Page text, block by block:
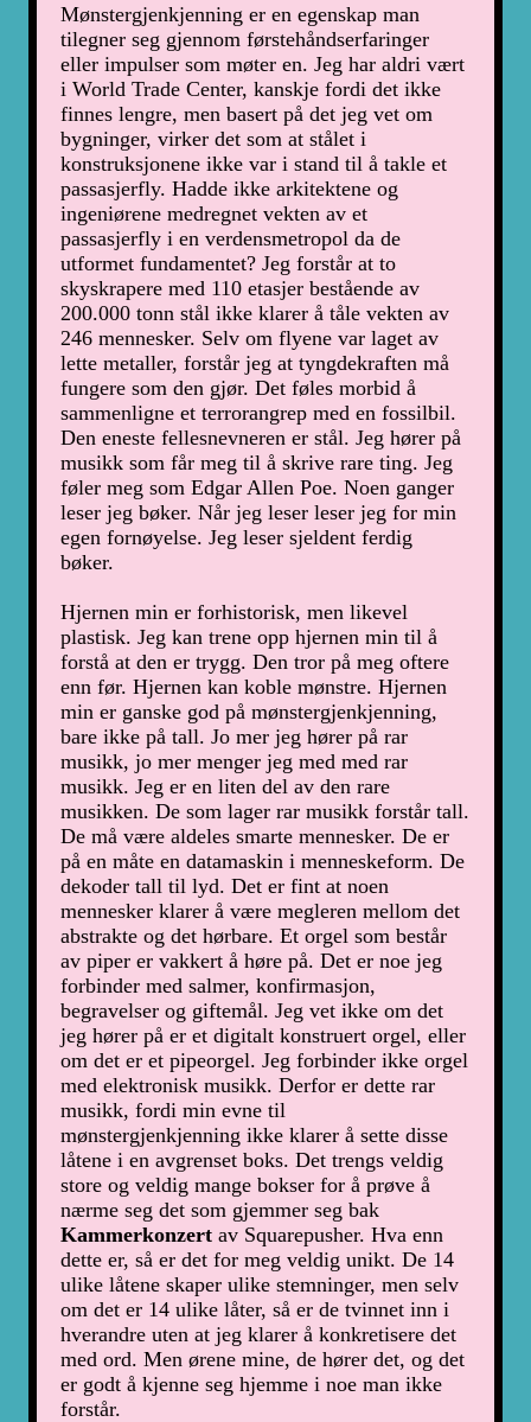
Mønstergjenkjenning er en egenskap man
tilegner seg gjennom førstehåndserfaringer
eller impulser som møter en. Jeg har aldri vært
i World Trade Center, kanskje fordi det ikke
finnes lengre, men basert på det jeg vet om
bygninger, virker det som at stålet i
konstruksjonene ikke var i stand til å takle et
passasjerfly. Hadde ikke arkitektene og
ingeniørene medregnet vekten av et
passasjerfly i en verdensmetropol da de
utformet fundamentet? Jeg forstår at to
skyskrapere med 110 etasjer bestående av
200.000 tonn stål ikke klarer å tåle vekten av
246 mennesker. Selv om flyene var laget av
lette metaller, forstår jeg at tyngdekraften må
fungere som den gjør. Det føles morbid å
sammenligne et terrorangrep med en fossilbil.
Den eneste fellesnevneren er stål. Jeg hører på
musikk som får meg til å skrive rare ting. Jeg
føler meg som Edgar Allen Poe. Noen ganger
leser jeg bøker. Når jeg leser leser jeg for min
egen fornøyelse. Jeg leser sjeldent ferdig
bøker.
Hjernen min er forhistorisk, men likevel
plastisk. Jeg kan trene opp hjernen min til å
forstå at den er trygg. Den tror på meg oftere
enn før. Hjernen kan koble mønstre. Hjernen
min er ganske god på mønstergjenkjenning,
bare ikke på tall. Jo mer jeg hører på rar
musikk, jo mer menger jeg med med rar
musikk. Jeg er en liten del av den rare
musikken. De som lager rar musikk forstår tall.
De må være aldeles smarte mennesker. De er
på en måte en datamaskin i menneskeform. De
dekoder tall til lyd. Det er fint at noen
mennesker klarer å være megleren mellom det
abstrakte og det hørbare. Et orgel som består
av piper er vakkert å høre på. Det er noe jeg
forbinder med salmer, konfirmasjon,
begravelser og giftemål. Jeg vet ikke om det
jeg hører på er et digitalt konstruert orgel, eller
om det er et pipeorgel. Jeg forbinder ikke orgel
med elektronisk musikk. Derfor er dette rar
musikk, fordi min evne til
mønstergjenkjenning ikke klarer å sette disse
låtene i en avgrenset boks. Det trengs veldig
store og veldig mange bokser for å prøve å
nærme seg det som gjemmer seg bak
Kammerkonzertav Squarepusher. Hva enn
dette er, så er det for meg veldig unikt. De 14
ulike låtene skaper ulike stemninger, men selv
om det er 14 ulike låter, så er de tvinnet inn i
hverandre uten at jeg klarer å konkretisere det
med ord. Men ørene mine, de hører det, og det
er godt å kjenne seg hjemme i noe man ikke
forstår.